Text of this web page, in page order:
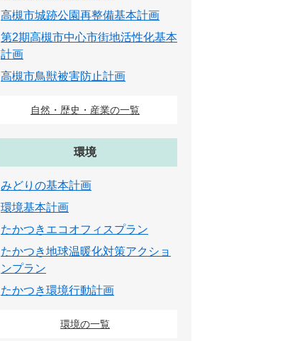
高槻市城跡公園再整備基本計画
第2期高槻市中心市街地活性化基本
計画
高槻市鳥獣被害防止計画
自然・歴史・産業の一覧
環境
みどりの基本計画
環境基本計画
たかつきエコオフィスプラン
たかつき地球温暖化対策アクショ
ンプラン
たかつき環境行動計画
環境の一覧